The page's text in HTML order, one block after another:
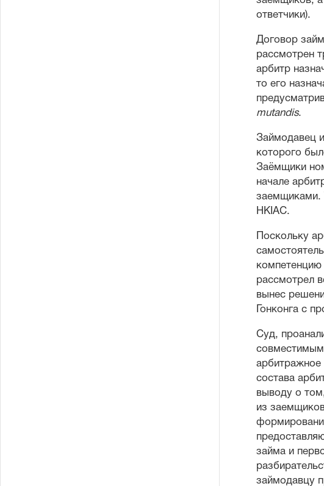
ответчики).
Договор
рассмотрен
арбитр
то его
mutandis.
Займодавец
которого
Заёмщики
начале
заемщиками.
HKIAC.
Поскольку
компетенцию
рассмотрел
вынес
Гонконга с
Суд,
арбитражное
состава
выводу о
из
займа и
займодавцу